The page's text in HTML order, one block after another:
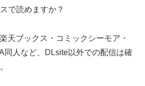
で読めますか？
天ブックス・コミックシーモア・
同人など、DLsite以外での配信は確